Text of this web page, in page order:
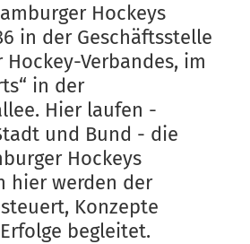
Hockeys
in der Geschäftsstelle
Verbandes, im
in der
Hier laufen -
und Bund - die
Hockeys
hier werden der
Konzepte
begleitet.